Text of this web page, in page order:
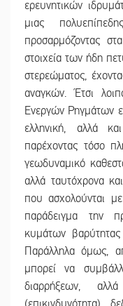
ερευνητικών
μιας
προσαρμόζοντας
στοιχεία των ήδη
στερεώματος,
αναγκών. Έτσι
Ενεργών Ρηγμάτων
ελληνική, αλλά
παρέχοντας τόσο
γεωδυναμικό
αλλά ταυτόχρονα
που ασχολούνται
παράδειγμα την
κυμάτων
Παράλληλα όμως,
μπορεί να
διαρρήξεων,